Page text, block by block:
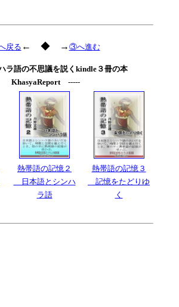
戻る ← ◆ → ③へ進む
ラ語の不思議を説くkindle３冊の本
KhasyaReport-----
熱帯語の記憶２
日本語とシンハ
ラ語
熱帯語の記憶３
記憶をたどりゆ
く